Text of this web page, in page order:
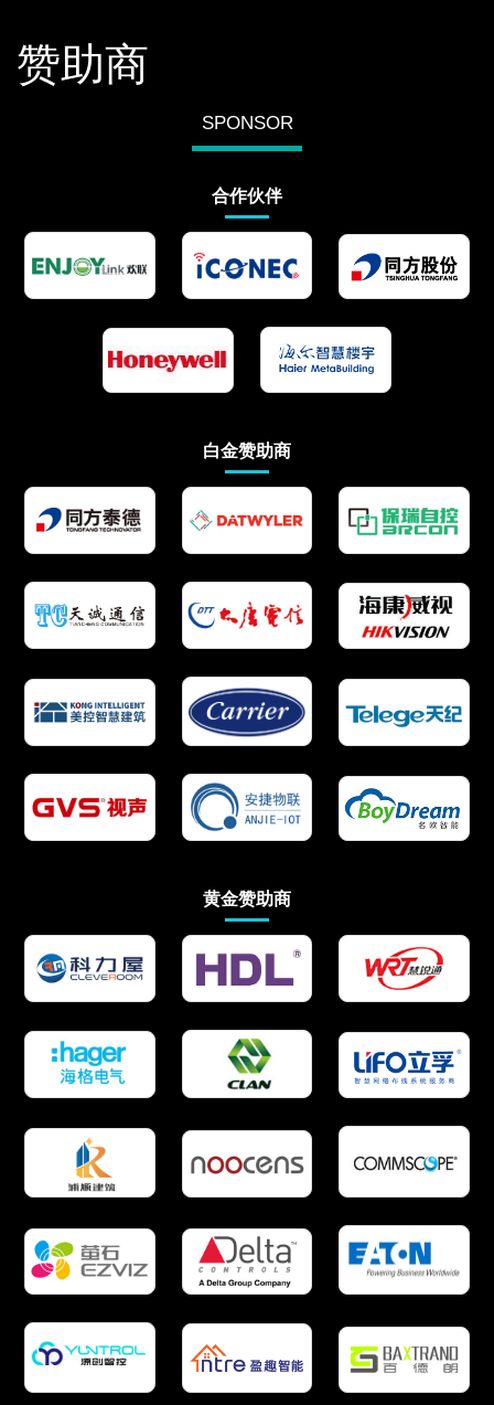
赞助商
SPONSOR
合作伙伴
白金赞助商
黄金赞助商